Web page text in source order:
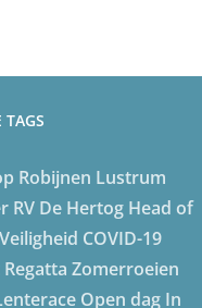
TAGS
Robijnen Lustrum
RV De Hertog Head of
Veiligheid COVID-19
Zomerroeien
Open dag In